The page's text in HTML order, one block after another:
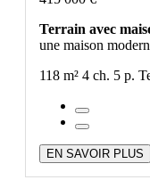
Terrain avec
une maison
118 m² 4 ch. 5 p.
EN SAVOIR PLUS